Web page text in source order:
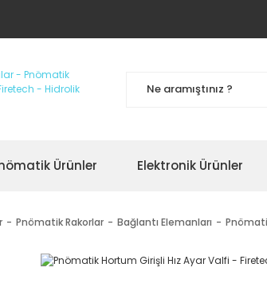
Ürünler Elektronik Ürünler
Pnömatik Rakorlar Bağlantı Elemanları